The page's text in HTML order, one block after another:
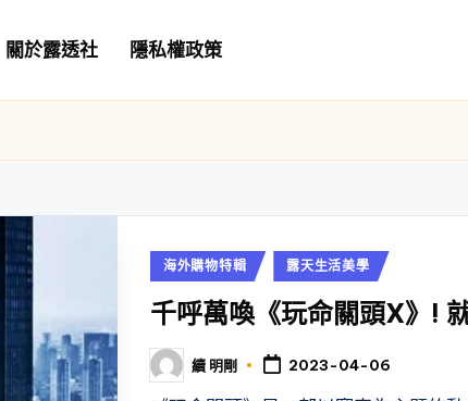
關於露透社 隱私權政策
Posted
海外購物特輯 露天生活美學
千呼萬喚《玩命關頭X》!
Posted
by
續 明剛 2023-04-06